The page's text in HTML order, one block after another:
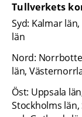
Tullverkets
Syd: Kalmar
län
Nord:
län,
Öst: Uppsala
Stockholms